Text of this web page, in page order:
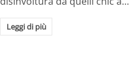
Leggi di più